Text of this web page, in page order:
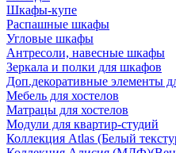
Шкафы-купе
Распашные шкафы
Угловые шкафы
Антресоли, навесные шкафы
Зеркала и полки для шкафов
Доп.декоративные элементы
Мебель для хостелов
Матрацы для хостелов
Модули для квартир-студий
Коллекция Atlas (Белый